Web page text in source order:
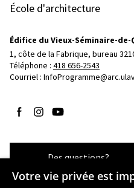
École d'architecture
Édifice du Vieux-Séminaire-de-
1, côte de la Fabrique, bureau
Téléphone : 418 656-2543
Courriel :
Suivez-nous sur Facebook
Suivez-nous sur Instagram
Suivez-nous sur
Des questions?
Votre vie privée est